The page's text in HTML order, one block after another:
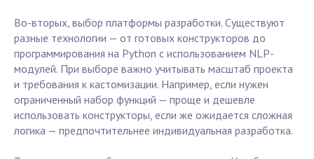
Во-вторых, выбор платформы разработки. Существуют
разные технологии — от готовых конструкторов до
программирования на Python с использованием NLP-
модулей. При выборе важно учитывать масштаб проекта
и требования к кастомизации. Например, если нужен
ограниченный набор функций — проще и дешевле
использовать конструкторы, если же ожидается сложная
логика — предпочтительнее индивидуальная разработка.